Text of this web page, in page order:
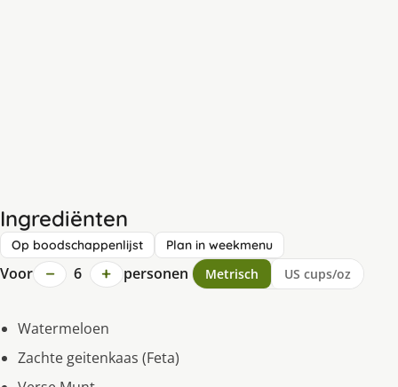
Ingrediënten
Op boodschappenlijst Plan in weekmenu
Voor − 6 + personen Metrisch US cups/oz
Watermeloen
Zachte geitenkaas (Feta)